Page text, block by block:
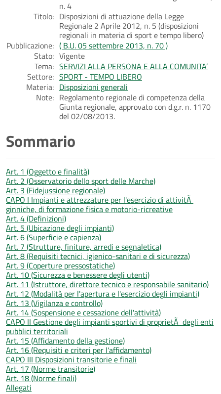
n. 4
Titolo: Disposizioni di attuazione della Legge
Regionale 2 Aprile 2012, n. 5 (disposizioni
regionali in materia di sport e tempo libero)
Pubblicazione: ( B.U. 05 settembre 2013, n. 70 )
Stato: Vigente
Tema: SERVIZI ALLA PERSONA E ALLA COMUNITA’
Settore: SPORT - TEMPO LIBERO
Materia: Disposizioni generali
Note: Regolamento regionale di competenza della
Giunta regionale, approvato con d.g.r. n. 1170
del 02/08/2013.
Sommario
Art. 1 (Oggetto e finalità)
Art. 2 (Osservatorio dello sport delle Marche)
Art. 3 (Fidejussione regionale)
CAPO I Impianti e attrezzature per l'esercizio di attivitÃ
ginniche, di formazione fisica e motorio-ricreative
Art. 4 (Definizioni)
Art. 5 (Ubicazione degli impianti)
Art. 6 (Superficie e capienza)
Art. 7 (Strutture, finiture, arredi e segnaletica)
Art. 8 (Requisiti tecnici, igienico-sanitari e di sicurezza)
Art. 9 (Coperture pressostatiche)
Art. 10 (Sicurezza e benessere degli utenti)
Art. 11 (Istruttore, direttore tecnico e responsabile sanitario)
Art. 12 (Modalità per l'apertura e l'esercizio degli impianti)
Art. 13 (Vigilanza e controllo)
Art. 14 (Sospensione e cessazione dell'attività)
CAPO II Gestione degli impianti sportivi di proprietÃ degli enti
pubblici territoriali
Art. 15 (Affidamento della gestione)
Art. 16 (Requisiti e criteri per l'affidamento)
CAPO III Disposizioni transitorie e finali
Art. 17 (Norme transitorie)
Art. 18 (Norme finali)
Allegati